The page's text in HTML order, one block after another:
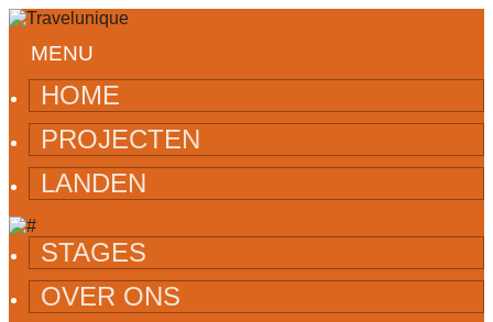
MENU
HOME
PROJECTEN
LANDEN
STAGES
OVER ONS